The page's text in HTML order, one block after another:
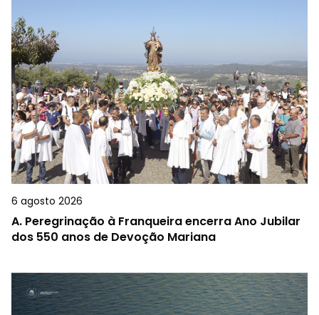
6 agosto 2026
A. Peregrinação à Franqueira encerra Ano Jubilar
dos 550 anos de Devoção Mariana